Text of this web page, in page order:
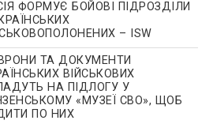
ФОРМУЄ БОЙОВІ ПІДРОЗДІЛИ
– ISW
ТА ДОКУМЕНТИ
ВІЙСЬКОВИХ
НА ПІДЛОГУ У
«МУЗЕЇ СВО», ЩОБ
ПО НИХ